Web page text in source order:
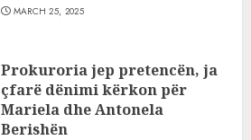
MARCH 25, 2025
Prokuroria jep pretencën, ja
çfarë dënimi kërkon për
Mariela dhe Antonela
Berishën